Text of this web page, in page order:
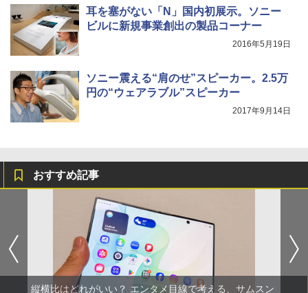
耳を塞がない「N」国内初展示。ソニー
ビルに新規事業創出の製品コーナー
2016年5月19日
ソニー震える“肩のせ”スピーカー。2.5万
円の“ウェアラブル”スピーカー
2017年9月14日
おすすめ記事
縦横比はどれがいい？ エンタメ目線で考える、サムスン